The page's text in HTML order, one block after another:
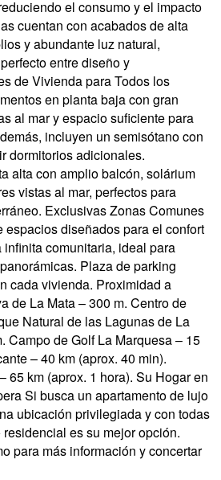
el consumo y el impacto
cuentan con acabados de alta
y abundante luz natural,
entre diseño y
de Vivienda para Todos los
en planta baja con gran
al mar y espacio suficiente para
incluyen un semisótano con
dormitorios adicionales.
alta con amplio balcón, solárium
vistas al mar, perfectos para
Exclusivas Zonas Comunes
espacios diseñados para el confort
comunitaria, ideal para
Plaza de parking
cada vivienda. Proximidad a
de La Mata – 300 m. Centro de
Natural de las Lagunas de La
Campo de Golf La Marquesa – 15
– 40 km (aprox. 40 min).
65 km (aprox. 1 hora). Su Hogar en
Si busca un apartamento de lujo
ubicación privilegiada y con todas
es su mejor opción.
para más información y concertar